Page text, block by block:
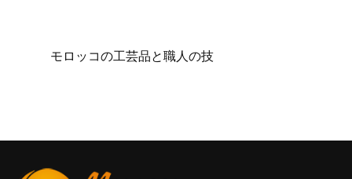
モロッコの工芸品と職人の技